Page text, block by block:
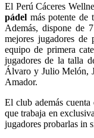
El Perú Cáceres
pádel más potente de
Además, dispone de
mejores jugadores
equipo de primera
jugadores de la talla
Álvaro y Julio Melón,
Amador.
El club además
que trabaja en
jugadores probarlas in